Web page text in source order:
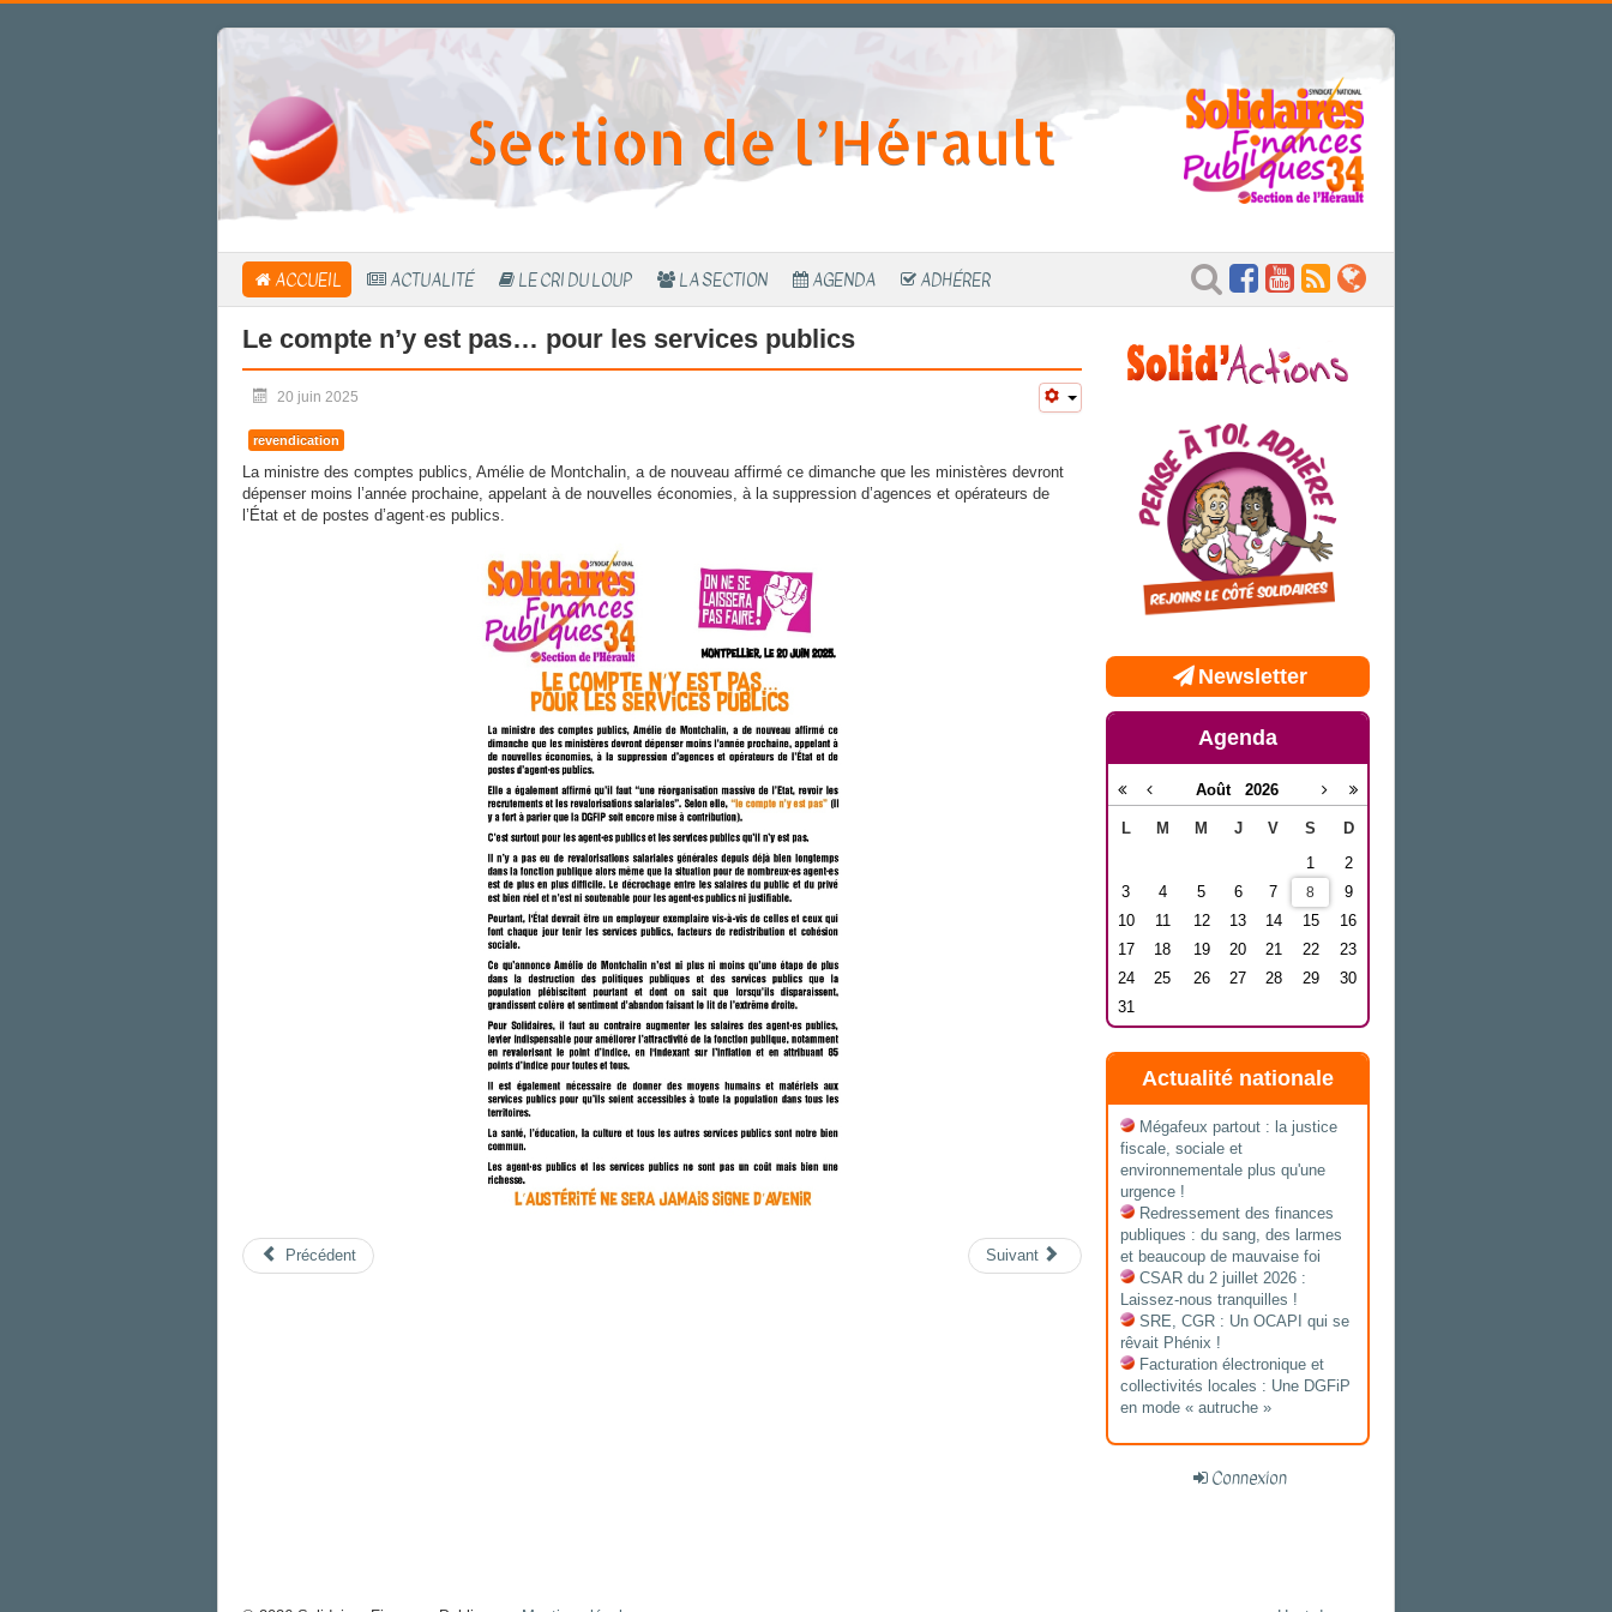
Section de l’Hérault
ACCUEIL ACTUALITÉ LE CRI DU LOUP LA SECTION AGENDA ADHÉRER
Le compte n’y est pas… pour les services publics
20 juin 2025
revendication
La ministre des comptes publics, Amélie de Montchalin, a de nouveau affirmé ce dimanche que les ministères devront
dépenser moins l’année prochaine, appelant à de nouvelles économies, à la suppression d’agences et opérateurs de
l’État et de postes d’agent·es publics.
Précédent Suivant
Newsletter
Agenda
Août 2026
L M M J V S
D
1
2
3
4 5 6 7 8
9
10
11 12 13 14 15
16
17
18 19 20 21 22
23
24
25 26 27 28 29
30
31
Actualité nationale
Mégafeux partout : la justice
fiscale, sociale et
environnementale plus qu'une
urgence !
Redressement des finances
publiques : du sang, des larmes
et beaucoup de mauvaise foi
CSAR du 2 juillet 2026 :
Laissez-nous tranquilles !
SRE, CGR : Un OCAPI qui se
rêvait Phénix !
Facturation électronique et
collectivités locales : Une DGFiP
en mode « autruche »
Connexion